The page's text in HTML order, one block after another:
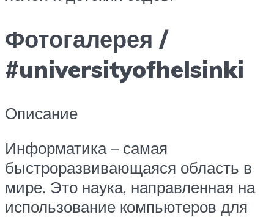
Фотогалерея /
#universityofhelsinki
Описание
Информатика – самая
быстроразвивающаяся область в
мире. Это наука, направленная на
использование компьютеров для